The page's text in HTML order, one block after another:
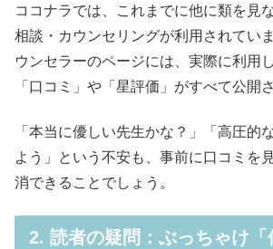
ココナラでは、これまでに他に類を見
相談・カウンセリングが利用されてい
ウンセラーのページには、実際に利用
「口コミ」や「星評価」がすべて公開
「本当に優しい先生かな？」「高圧的
よう」という不安も、事前に口コミを
消できることでしょう。
2. 読者の疑問：ぶっちゃけ